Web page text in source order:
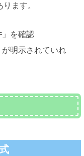
ます。
」を確認
が明示されていれ